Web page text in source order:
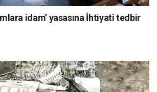
idam’ yasasına İhtiyati tedbir